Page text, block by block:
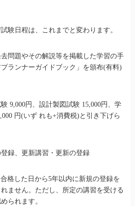
験日程は、これまでと変わります。
問題やその解説等を掲載した学習の手
ランナーガイドブック」を頒布(有料)
9,000円、設計製図試験 15,000円、学
円(いず れも+消費税)と引き下げら
録、更新講習・更新の登録
格した日から5年以内に新規の登録を
ません。ただし、所定の講習を受ける
られます。